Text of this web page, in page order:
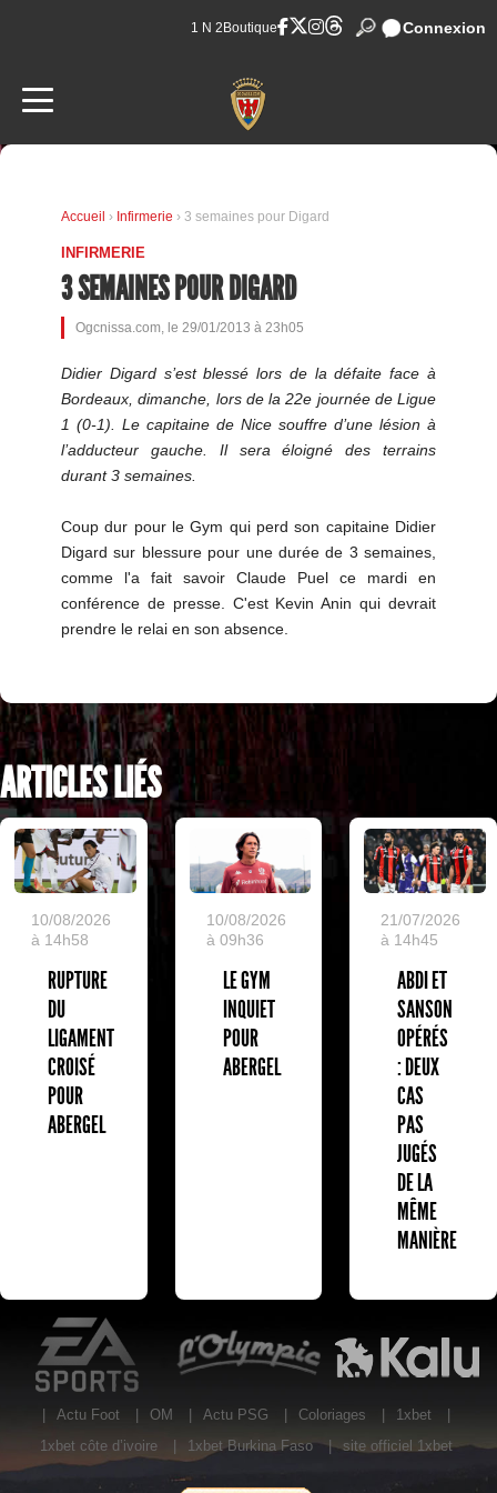
1 N 2 Boutique Connexion
Accueil › Infirmerie › 3 semaines pour Digard
INFIRMERIE
3 SEMAINES POUR DIGARD
Ogcnissa.com, le 29/01/2013 à 23h05
Didier Digard s’est blessé lors de la défaite face à
Bordeaux, dimanche, lors de la 22e journée de Ligue
1 (0-1). Le capitaine de Nice souffre d’une lésion à
l’adducteur gauche. Il sera éloigné des terrains
durant 3 semaines.
Coup dur pour le Gym qui perd son capitaine Didier
Digard sur blessure pour une durée de 3 semaines,
comme l'a fait savoir Claude Puel ce mardi en
conférence de presse. C'est Kevin Anin qui devrait
prendre le relai en son absence.
ARTICLES LIÉS
10/08/2026
à 14h58
RUPTURE
DU
LIGAMENT
CROISÉ
POUR
ABERGEL
10/08/2026
à 09h36
LE GYM
INQUIET
POUR
ABERGEL
21/07/2026
à 14h45
ABDI ET
SANSON
OPÉRÉS
: DEUX
CAS
PAS
JUGÉS
DE LA
MÊME
MANIÈRE
EA Sports
Actu Foot OM Actu PSG Coloriages 1xbet
1xbet côte d’ivoire
1xbet Burkina Faso | site officiel 1xbet